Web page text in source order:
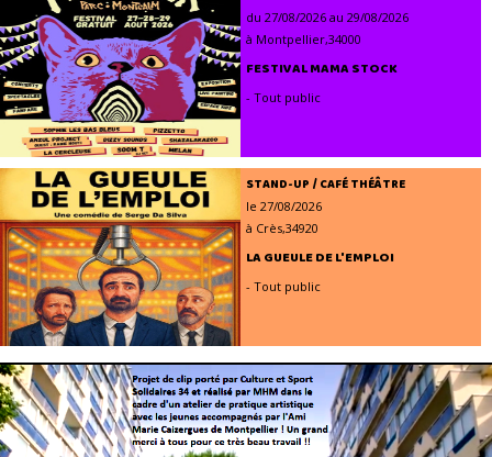
du 27/08/2026 au 29/08/2026
à Montpellier,34000
FESTIVAL MAMA STOCK
- Tout public
STAND-UP / CAFÉ THÉÂTRE
le 27/08/2026
à Crès,34920
LA GUEULE DE L'EMPLOI
- Tout public